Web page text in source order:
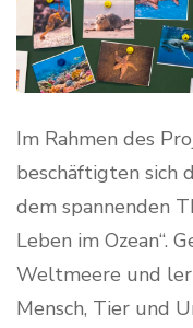
Im Rahmen des
beschäftigten sich
dem spannenden
Leben im Ozean“.
Weltmeere und
Mensch, Tier und